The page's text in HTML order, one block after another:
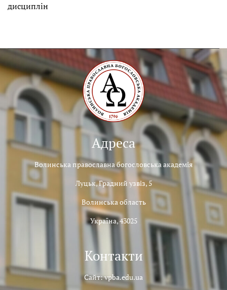
дисциплін
Адреса
Волинська православна богословська академія
Луцьк, Градний узвіз, 5
Волинська область
Україна, 43025
Контакти
Сайт: vpba.edu.ua